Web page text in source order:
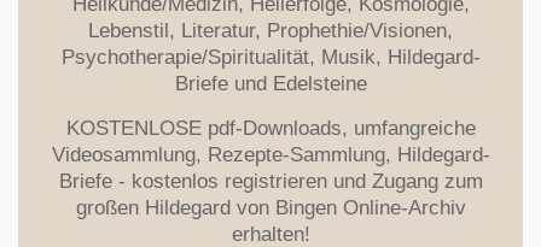
Lebenstil, Literatur, Prophethie/Visionen,
Psychotherapie/Spiritualität, Musik, Hildegard-
Briefe und Edelsteine
KOSTENLOSE pdf-Downloads, umfangreiche
Videosammlung, Rezepte-Sammlung, Hildegard-
Briefe - kostenlos registrieren und Zugang zum
großen Hildegard von Bingen Online-Archiv
erhalten!